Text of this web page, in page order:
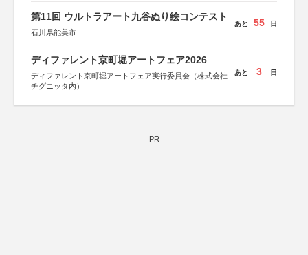
第11回 ウルトラアート九谷ぬり絵コンテスト
石川県能美市
あと 55 日
ディファレント京町堀アートフェア2026
ディファレント京町堀アートフェア実行委員会（株式会社
チグニッタ内）
あと 3 日
PR